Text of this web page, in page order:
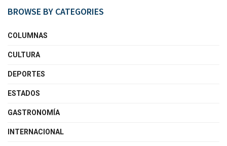
BROWSE BY CATEGORIES
COLUMNAS
CULTURA
DEPORTES
ESTADOS
GASTRONOMÍA
INTERNACIONAL